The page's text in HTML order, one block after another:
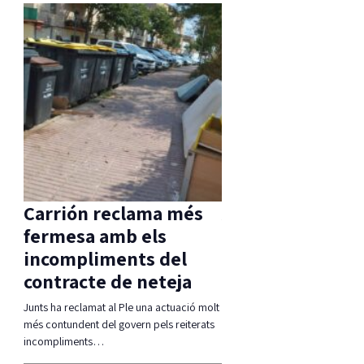
Carrión reclama més
fermesa amb els
incompliments del
contracte de neteja
Junts ha reclamat al Ple una actuació molt
més contundent del govern pels reiterats
incompliments…